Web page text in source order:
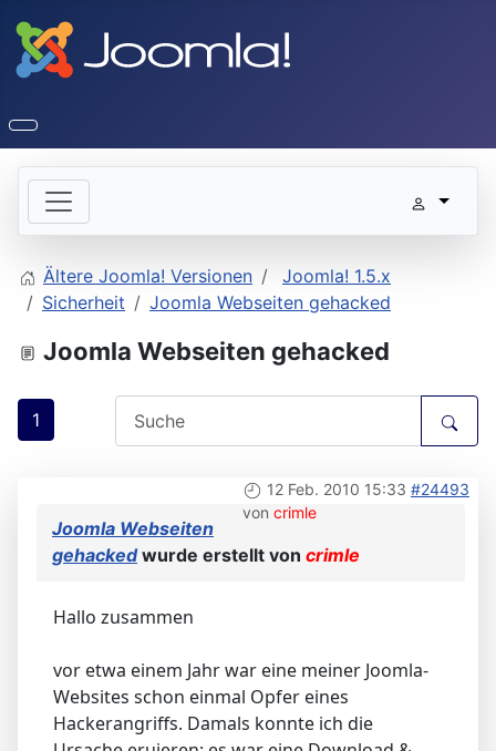
Ältere Joomla! Versionen
Joomla! 1.5.x
Sicherheit
Joomla Webseiten gehacked
Joomla Webseiten gehacked
1
12 Feb. 2010 15:33 #24493
von crimle
Joomla Webseiten
gehackedwurde erstellt von crimle
Hallo zusammen
vor etwa einem Jahr war eine meiner Joomla-
Websites schon einmal Opfer eines
Hackerangriffs. Damals konnte ich die